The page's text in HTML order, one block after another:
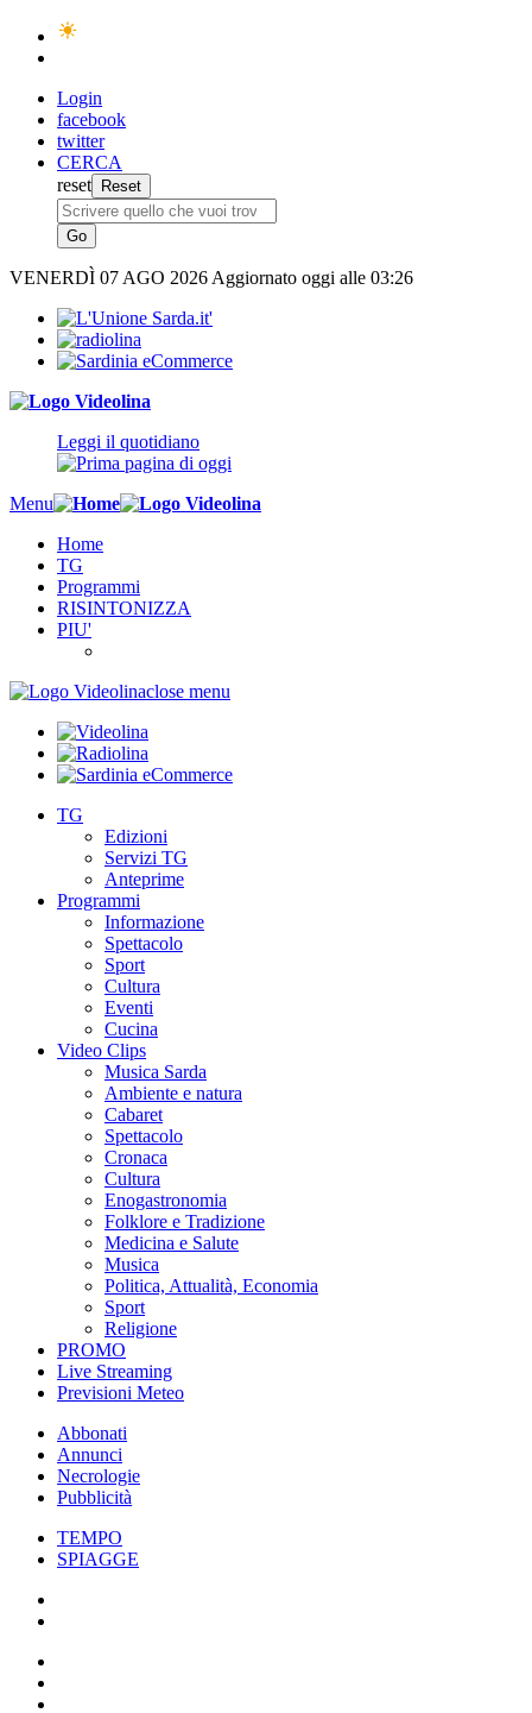
Login
facebook
twitter
CERCA
reset
VENERDÌ 07 AGO 2026 Aggiornato oggi alle 03:26
Leggi il quotidiano
Menu
Home
TG
Programmi
RISINTONIZZA
PIU'
close menu
TG
Edizioni
Servizi TG
Anteprime
Programmi
Informazione
Spettacolo
Sport
Cultura
Eventi
Cucina
Video Clips
Musica Sarda
Ambiente e natura
Cabaret
Spettacolo
Cronaca
Cultura
Enogastronomia
Folklore e Tradizione
Medicina e Salute
Musica
Politica, Attualità, Economia
Sport
Religione
PROMO
Live Streaming
Previsioni Meteo
Abbonati
Annunci
Necrologie
Pubblicità
TEMPO
SPIAGGE